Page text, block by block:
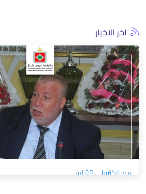
اخر الاخبار
بريد الكتروني لتشاور